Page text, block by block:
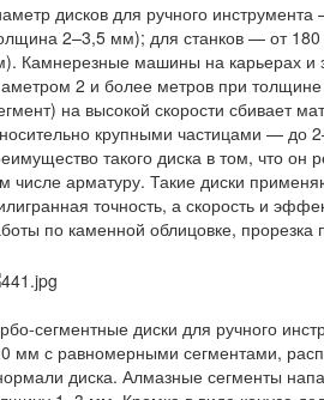
дисков для ручного
2–3,5 мм); для станков — от
Камнерезные машины на карьерах и
2 и более метров при
на высокой скорости сбивает
крупными частицами — до
такого диска в том, что он
числе арматуру. Такие диски
точность, а скорость и
по каменной облицовке,
сегментные диски для ручного
мм с равномерными сегментами,
диска. Алмазные сегменты